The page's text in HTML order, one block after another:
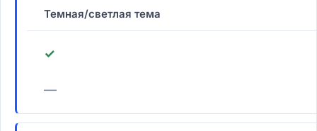
Темная/светлая тема
✓
—